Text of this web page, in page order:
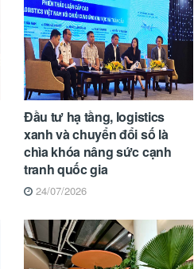
Đầu tư hạ tầng, logistics
xanh và chuyển đổi số là
chìa khóa nâng sức cạnh
tranh quốc gia
24/07/2026